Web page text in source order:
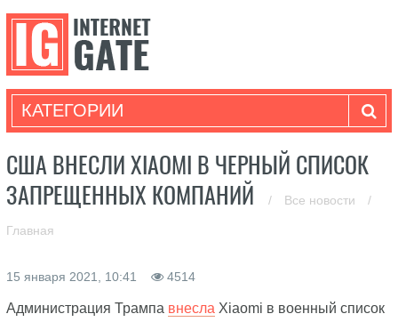
КАТЕГОРИИ
США ВНЕСЛИ XIAOMI В ЧЕРНЫЙ СПИСОК
ЗАПРЕЩЕННЫХ КОМПАНИЙ
/ Все новости /
Главная
15 января 2021, 10:41 4514
Администрация Трампа внесла Xiaomi в военный список